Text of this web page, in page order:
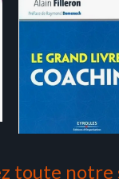
toute notre